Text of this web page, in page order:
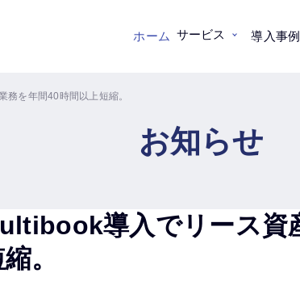
ホーム サービス 導入事例
を年間40時間以上短縮。
お知らせ
導入でリース資
。